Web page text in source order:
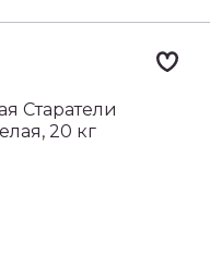
Старатели
20 кг